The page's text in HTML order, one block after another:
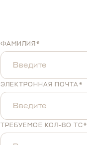
ФАМИЛИЯ*
ЭЛЕКТРОННАЯ ПОЧТА*
ТРЕБУЕМОЕ КОЛ-ВО ТС*